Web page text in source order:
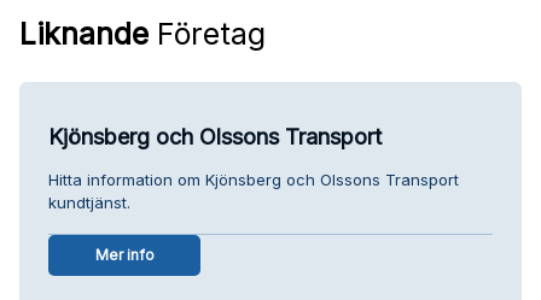
Liknande Företag
Kjönsberg och Olssons Transport
Hitta information om Kjönsberg och Olssons Transport
kundtjänst.
Mer info